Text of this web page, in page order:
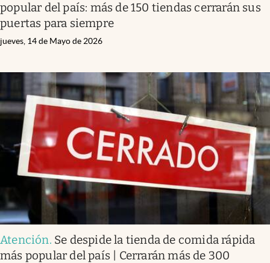
popular del país: más de 150 tiendas cerrarán sus
puertas para siempre
jueves, 14 de Mayo de 2026
Atención. Se despide la tienda de comida rápida
más popular del país | Cerrarán más de 300